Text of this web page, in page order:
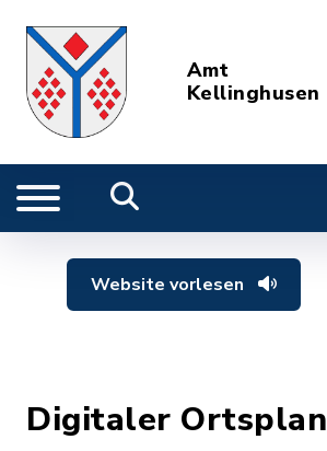
Amt
Kellinghusen
Website vorlesen
Digitaler Ortsplan